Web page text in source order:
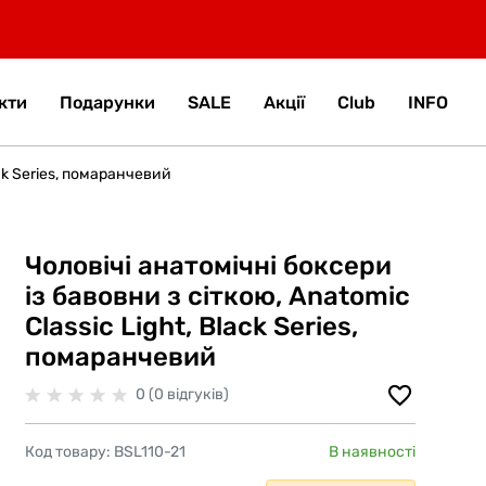
Подарунки SALE Акції Club INFO
Series, помаранчевий
Чоловічі анатомічні боксери
із бавовни з сіткою, Anatomic
Classic Light, Black Series,
помаранчевий
0 (0 відгуків)
Код товару: BSL110-21 В наявності